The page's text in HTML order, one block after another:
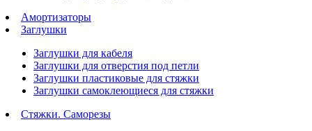
Амортизаторы
Заглушки
Заглушки для кабеля
Заглушки для отверстия под петли
Заглушки пластиковые для стяжки
Заглушки самоклеющиеся для стяжки
Стяжки. Саморезы